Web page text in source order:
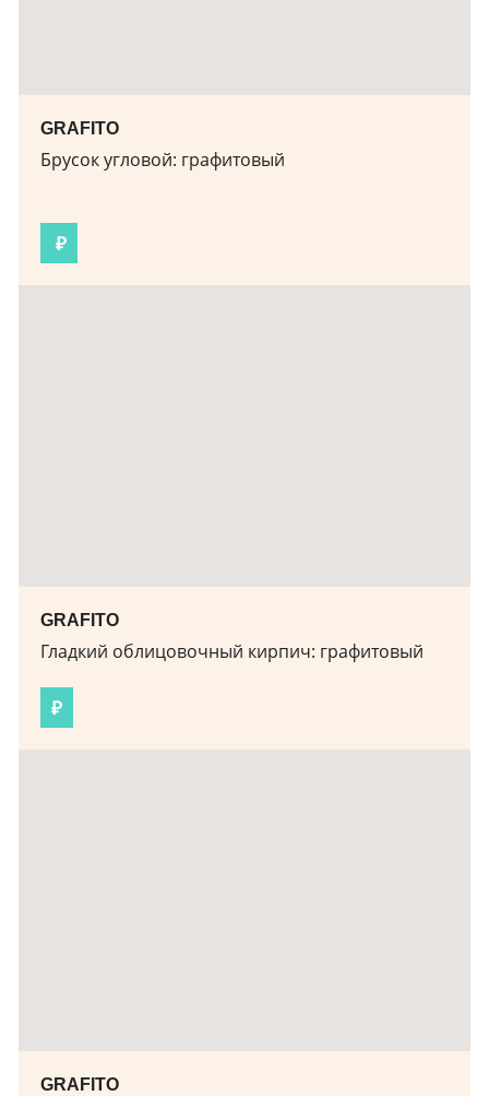
GRAFITO
Брусок угловой: графитовый
₽
GRAFITO
Гладкий облицовочный кирпич: графитовый
₽
GRAFITO